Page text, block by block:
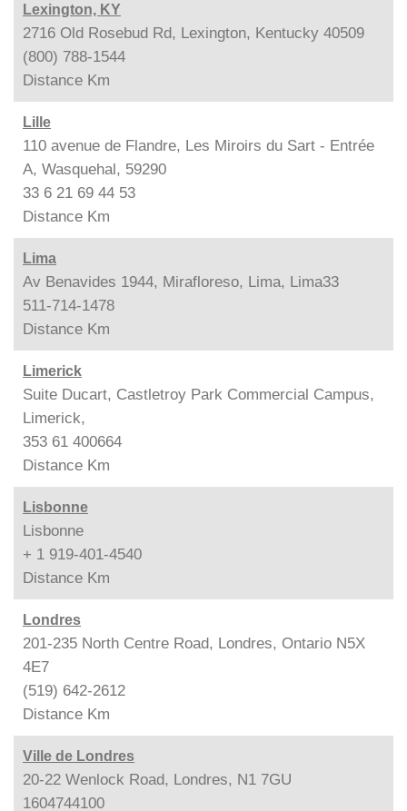
Lexington, KY
2716 Old Rosebud Rd, Lexington, Kentucky 40509
(800) 788-1544
Distance Km
Lille
110 avenue de Flandre, Les Miroirs du Sart - Entrée
A, Wasquehal, 59290
33 6 21 69 44 53
Distance Km
Lima
Av Benavides 1944, Mirafloreso, Lima, Lima33
511-714-1478
Distance Km
Limerick
Suite Ducart, Castletroy Park Commercial Campus,
Limerick,
353 61 400664
Distance Km
Lisbonne
Lisbonne
+ 1 919-401-4540
Distance Km
Londres
201-235 North Centre Road, Londres, Ontario N5X
4E7
(519) 642-2612
Distance Km
Ville de Londres
20-22 Wenlock Road, Londres, N1 7GU
1604744100